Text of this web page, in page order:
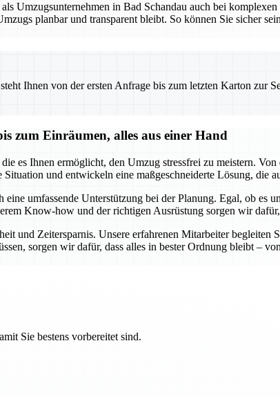
Umzugsunternehmen in Bad Schandau auch bei
planbar und transparent bleibt. So können Sie sicher
Ihnen von der ersten Anfrage bis zum letzten Karton zur
zum Einräumen, alles aus einer Hand
es Ihnen ermöglicht, den Umzug stressfrei zu meistern.
und entwickeln eine maßgeschneiderte Lösung, die
umfassende Unterstützung bei der Planung. Egal, ob es
Know-how und der richtigen Ausrüstung sorgen wir
und Zeitersparnis. Unsere erfahrenen Mitarbeiter begleiten
sorgen wir dafür, dass alles in bester Ordnung bleibt –
Sie bestens vorbereitet sind.